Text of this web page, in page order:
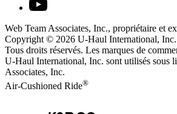
Web Team Associates, Inc., propriétaire et
Copyright © 2026 U-Haul International, Inc.
Tous droits réservés. Les marques de
U-Haul International, Inc. sont utilisés sous
Associates, Inc.
Air-Cushioned Ride®